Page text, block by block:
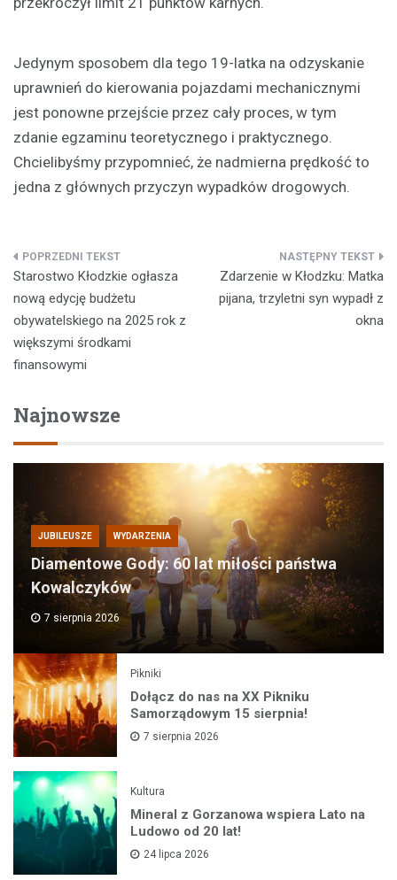
Jedynym sposobem dla tego 19-latka na odzyskanie
uprawnień do kierowania pojazdami mechanicznymi
jest ponowne przejście przez cały proces, w tym
zdanie egzaminu teoretycznego i praktycznego.
Chcielibyśmy przypomnieć, że nadmierna prędkość to
jedna z głównych przyczyn wypadków drogowych.
Nawigacja
wpisu
Starostwo Kłodzkie ogłasza
nową edycję budżetu
obywatelskiego na 2025 rok z
większymi środkami
finansowymi
Zdarzenie w Kłodzku: Matka
pijana, trzyletni syn wypadł z
okna
Najnowsze
JUBILEUSZE WYDARZENIA
Diamentowe Gody: 60 lat miłości państwa
Kowalczyków
7 sierpnia 2026
Pikniki
Dołącz do nas na XX Pikniku
Samorządowym 15 sierpnia!
7 sierpnia 2026
Kultura
Mineral z Gorzanowa wspiera Lato na
Ludowo od 20 lat!
24 lipca 2026